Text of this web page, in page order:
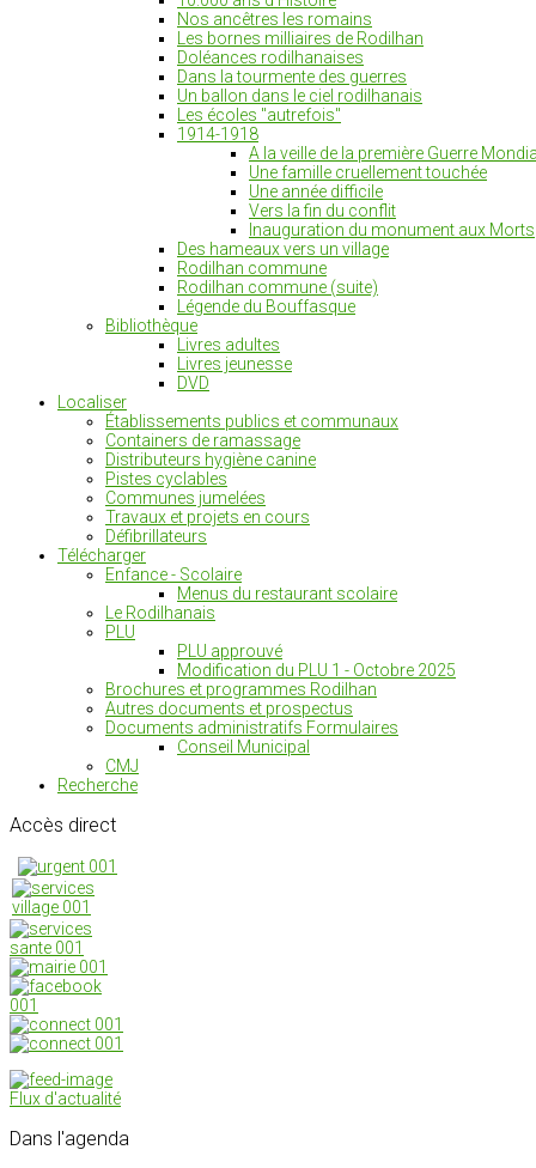
Nos ancêtres les romains
Les bornes milliaires de Rodilhan
Doléances rodilhanaises
Dans la tourmente des guerres
Un ballon dans le ciel rodilhanais
Les écoles "autrefois"
1914-1918
A la veille de la première Guerre
Une famille cruellement touchée
Une année difficile
Vers la fin du conflit
Inauguration du monument aux Morts
Des hameaux vers un village
Rodilhan commune
Rodilhan commune (suite)
Légende du Bouffasque
Bibliothèque
Livres adultes
Livres jeunesse
DVD
Localiser
Établissements publics et communaux
Containers de ramassage
Distributeurs hygiène canine
Pistes cyclables
Communes jumelées
Travaux et projets en cours
Défibrillateurs
Télécharger
Enfance - Scolaire
Menus du restaurant scolaire
Le Rodilhanais
PLU
PLU approuvé
Modification du PLU 1 - Octobre 2025
Brochures et programmes Rodilhan
Autres documents et prospectus
Documents administratifs Formulaires
Conseil Municipal
CMJ
Recherche
Accès direct
Flux d'actualité
Dans l'agenda